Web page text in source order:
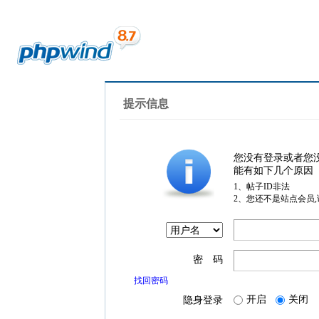
提示信息
您没有登录或者您
能有如下几个原因
1、帖子ID非法
2、您还不是站点会员
密 码
找回密码
隐身登录 开启 关闭